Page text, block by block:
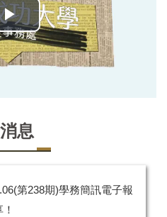
息
第238期)學務簡訊電子報